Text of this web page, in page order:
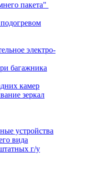
пакета"
электро-
багажника
камер
зеркал
устройства
вида
г/у